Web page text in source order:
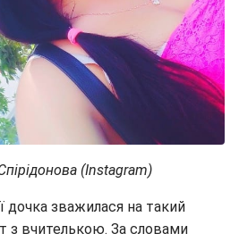
(Instagram)
дочка зважилася на такий
з вчителькою. За словами